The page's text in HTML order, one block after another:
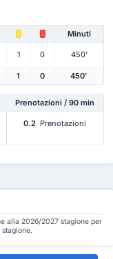
Minuti
1 0 450'
1 0 450'
Prenotazioni / 90 min
0.2 Prenotazioni
alla 2026/2027 stagione per